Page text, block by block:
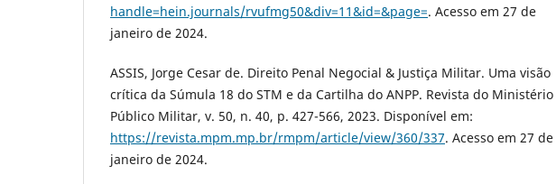
handle=hein.journals/rvufmg50&div=11&id=&page=. Acesso em 27 de
janeiro de 2024.
ASSIS, Jorge Cesar de. Direito Penal Negocial & Justiça Militar. Uma visão
crítica da Súmula 18 do STM e da Cartilha do ANPP. Revista do Ministério
Público Militar, v. 50, n. 40, p. 427-566, 2023. Disponível em:
https://revista.mpm.mp.br/rmpm/article/view/360/337. Acesso em 27 de
janeiro de 2024.